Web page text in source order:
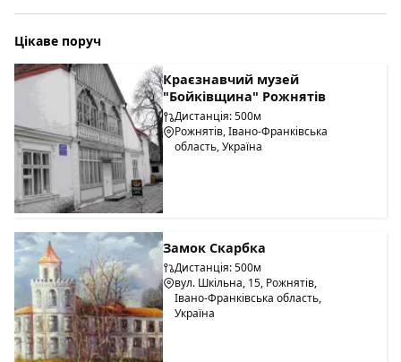
Цікаве поруч
Краєзнавчий музей
"Бойківщина" Рожнятів
Дистанція: 500м
Рожнятів, Івано-Франківська
область, Україна
Замок Скарбка
Дистанція: 500м
вул. Шкільна, 15, Рожнятів,
Івано-Франківська область,
Україна